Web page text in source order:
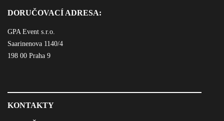
DORUČOVACÍ ADRESA:
GPA Event s.r.o.
Saarinenova 1140/4
198 00 Praha 9
KONTAKTY